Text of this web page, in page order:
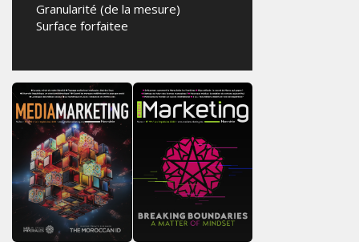
Granularité (de la mesure)
Surface forfaitee